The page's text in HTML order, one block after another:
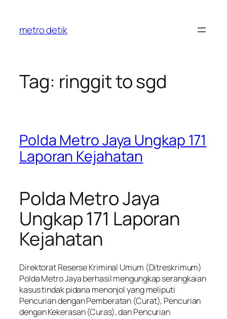
content
metro detik
Tag: ringgit to sgd
Polda Metro Jaya Ungkap 171
Laporan Kejahatan
Polda Metro Jaya
Ungkap 171 Laporan
Kejahatan
Direktorat Reserse Kriminal Umum (Ditreskrimum)
Polda Metro Jaya berhasil mengungkap serangkaian
kasus tindak pidana menonjol yang meliputi
Pencurian dengan Pemberatan (Curat), Pencurian
dengan Kekerasan (Curas), dan Pencurian